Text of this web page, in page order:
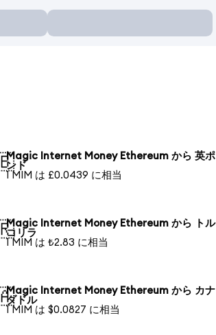
Magic Internet Money Ethereum から 英ポ
ンド
1 MIM は £0.0439 に相当
Magic Internet Money Ethereum から トル
コリラ
1 MIM は ₺2.83 に相当
Magic Internet Money Ethereum から カナ
ダドル
1 MIM は $0.0827 に相当